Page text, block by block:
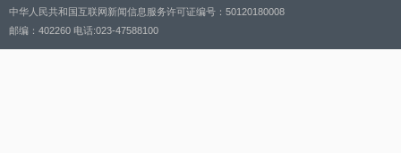
中华人民共和国互联网新闻信息服务许可证编号：50120180008
邮编：402260 电话:023-47588100